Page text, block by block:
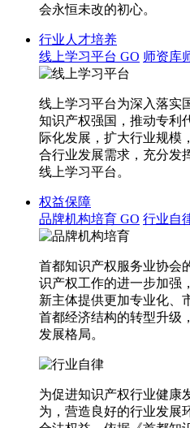
会永恒未改的初心。
行业人才培养
线上学习平台 GO 师资库
线上学习平台为深入落实
知识产权强国，推动专利
际化发展，扩大行业规模
合行业发展需求，充分发
线上学习平台。
权益保障
品牌机构培育 GO 行业自
首都知识产权服务业协会
识产权工作的进一步加强
新主体提供更加专业化、
首都经济结构的转型升级
发展格局。
为促进知识产权行业健康
为，营造良好的行业发展